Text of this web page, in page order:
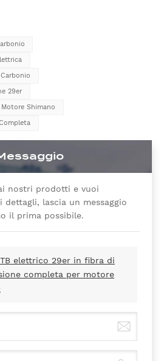
29er
Shimano
nostri prodotti e vuoi
dettagli, lascia un messaggio
il prima possibile.
elettrico 29er in fibra di
completa per motore